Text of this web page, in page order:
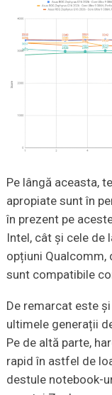
Pe lângă aceasta,
apropiate sunt în
în prezent pe
Intel, cât și cele de
opțiuni Qualcomm,
sunt compatibile
De remarcat este
ultimele generații
Pe de altă parte,
rapid în astfel de
destule notebook-